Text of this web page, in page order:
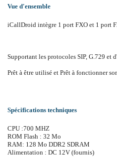
Vue d'ensemble
iCallDroid intègre 1 port FXO et 1 port FXS pour les entrées sorties analogiques. Les ports WAN/LAN sont aussi fournit pour offrir une connectivité Internet.
Supportant les protocoles SIP, G.729 et d'autres codec, l'enpansion est fortement amélioré. L'interface
Prêt à être utilisé et Prêt à fonctionner sont les caractéristiques
Spécifications techniques
CPU :700 MHZ
ROM Flash : 32 Mo
RAM: 128 Mo DDR2 SDRAM
Alimentation : DC 12V (fournis)